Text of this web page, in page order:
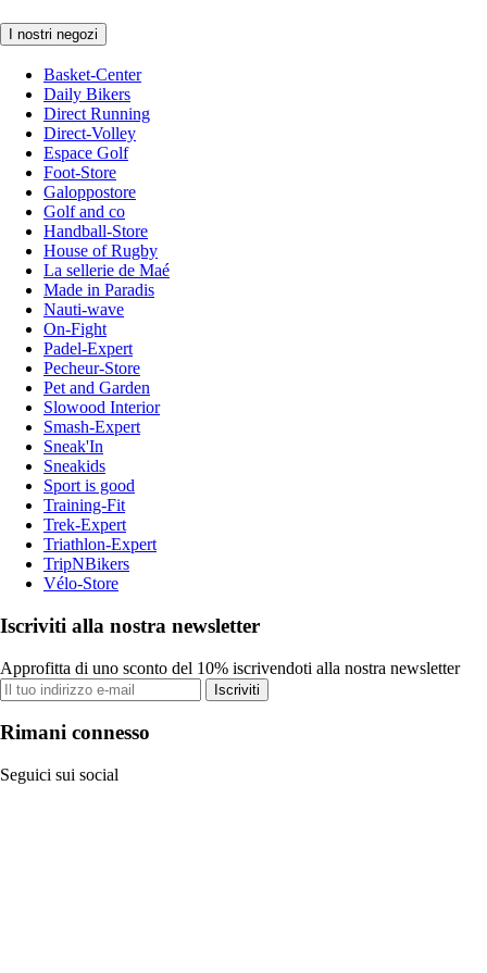
I nostri negozi
Basket-Center
Daily Bikers
Direct Running
Direct-Volley
Espace Golf
Foot-Store
Galoppostore
Golf and co
Handball-Store
House of Rugby
La sellerie de Maé
Made in Paradis
Nauti-wave
On-Fight
Padel-Expert
Pecheur-Store
Pet and Garden
Slowood Interior
Smash-Expert
Sneak'In
Sneakids
Sport is good
Training-Fit
Trek-Expert
Triathlon-Expert
TripNBikers
Vélo-Store
Iscriviti alla nostra newsletter
Approfitta di uno sconto del 10% iscrivendoti alla nostra newsletter
Iscriviti
Rimani connesso
Seguici sui social